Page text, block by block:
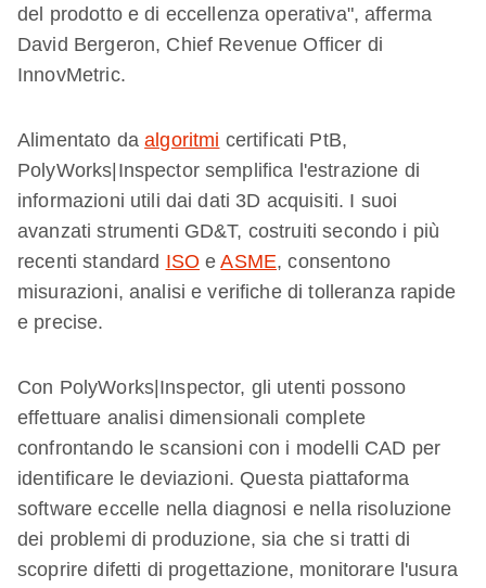
del prodotto e di eccellenza operativa", afferma
David Bergeron, Chief Revenue Officer di
InnovMetric.
Alimentato daalgoritmi certificati PtB,
PolyWorks|Inspector semplifica l'estrazione di
informazioni utili dai dati 3D acquisiti. I suoi
avanzati strumenti GD&T, costruiti secondo i più
recenti standard ISO eASME, consentono
misurazioni, analisi e verifiche di tolleranza rapide
e precise.
Con PolyWorks|Inspector, gli utenti possono
effettuare analisi dimensionali complete
confrontando le scansioni con i modelli CAD per
identificare le deviazioni. Questa piattaforma
software eccelle nella diagnosi e nella risoluzione
dei problemi di produzione, sia che si tratti di
scoprire difetti di progettazione, monitorare l'usura